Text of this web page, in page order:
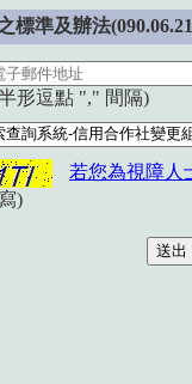
準及辦法
形逗點 "," 間隔)
若您為視障人
)